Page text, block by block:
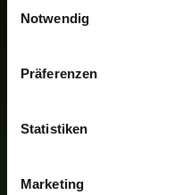
Notwendig
Präferenzen
Statistiken
Marketing
Krafttraining &
Natur
Soziale Kompetenz
1 EH = 45 Minuten